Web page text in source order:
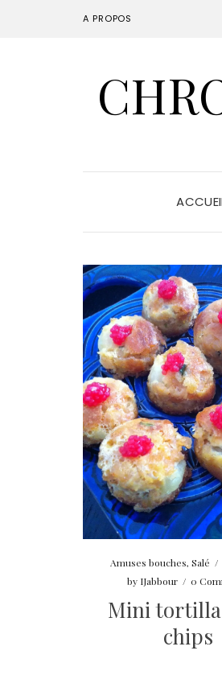
A PROPOS
Amuses bouches,Salé /
by IJabbour / 0
Mini
chips